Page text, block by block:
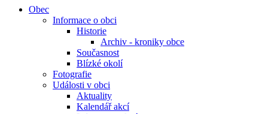
Obec
Informace o obci
Historie
Archiv - kroniky obce
Současnost
Blízké okolí
Fotografie
Události v obci
Aktuality
Kalendář akcí